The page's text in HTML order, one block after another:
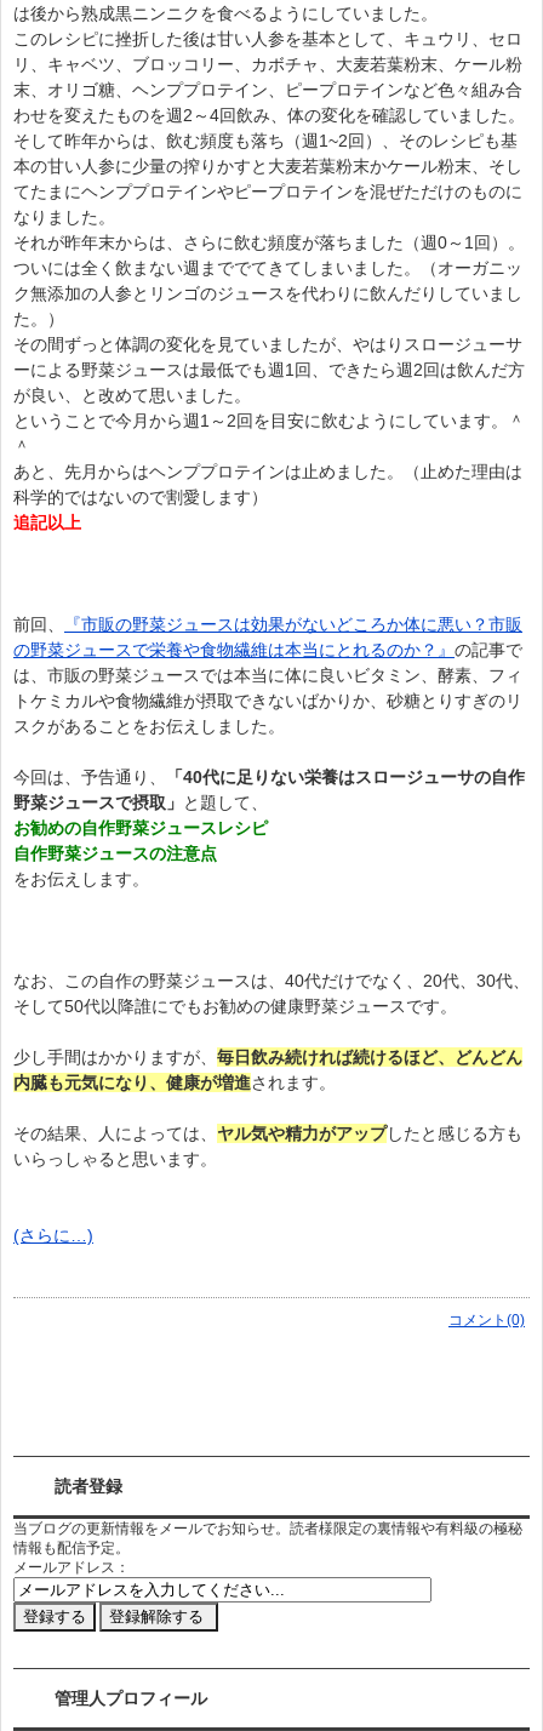
は後から熟成黒ニンニクを食べるようにしていました。
このレシピに挫折した後は甘い人参を基本として、キュウリ、セロ
リ、キャベツ、ブロッコリー、カボチャ、大麦若葉粉末、ケール粉
末、オリゴ糖、ヘンププロテイン、ピープロテインなど色々組み合
わせを変えたものを週2～4回飲み、体の変化を確認していました。
そして昨年からは、飲む頻度も落ち（週1~2回）、そのレシピも基
本の甘い人参に少量の搾りかすと大麦若葉粉末かケール粉末、そし
てたまにヘンププロテインやピープロテインを混ぜただけのものに
なりました。
それが昨年末からは、さらに飲む頻度が落ちました（週0～1回）。
ついには全く飲まない週まででてきてしまいました。（オーガニッ
ク無添加の人参とリンゴのジュースを代わりに飲んだりしていまし
た。）
その間ずっと体調の変化を見ていましたが、やはりスロージューサ
ーによる野菜ジュースは最低でも週1回、できたら週2回は飲んだ方
が良い、と改めて思いました。
ということで今月から週1～2回を目安に飲むようにしています。＾
＾
あと、先月からはヘンププロテインは止めました。（止めた理由は
科学的ではないので割愛します）
追記以上
前回、
『市販の野菜ジュースは効果がないどころか体に悪い？市販
の野菜ジュースで栄養や食物繊維は本当にとれるのか？』 の記事で
は、市販の野菜ジュースでは本当に体に良いビタミン、酵素、フィ
トケミカルや食物繊維が摂取できないばかりか、砂糖とりすぎのリ
スクがあることをお伝えしました。
今回は、予告通り、
「40代に足りない栄養はスロージューサの自作
野菜ジュースで摂取」 と題して、
お勧めの自作野菜ジュースレシピ
自作野菜ジュースの注意点
をお伝えします。
なお、この自作の野菜ジュースは、40代だけでなく、20代、30代、
そして50代以降誰にでもお勧めの健康野菜ジュースです。
少し手間はかかりますが、 毎日飲み続ければ続けるほど、どんどん
内臓も元気になり、健康が増進されます。
その結果、人によっては、 ヤル気や精力がアップしたと感じる方も
いらっしゃると思います。
(さらに…)
コメント(0)
読者登録
当ブログの更新情報をメールでお知らせ。読者様限定の裏情報や有料級の極秘
情報も配信予定。
メールアドレス：
管理人プロフィール